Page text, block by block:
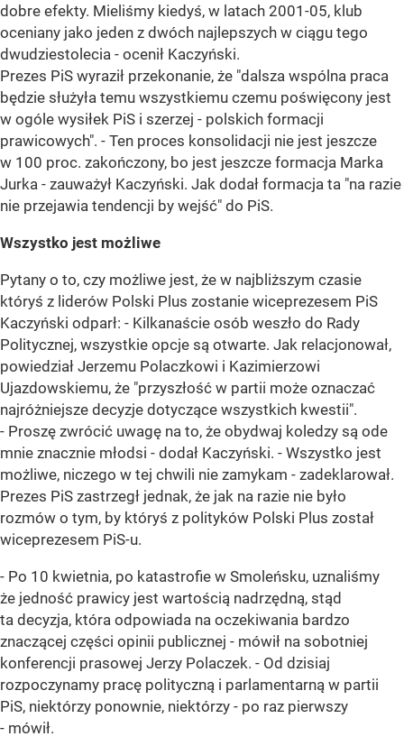
dobre efekty. Mieliśmy kiedyś, w latach 2001-05, klub
oceniany jako jeden z dwóch najlepszych w ciągu tego
dwudziestolecia - ocenił Kaczyński.
Prezes PiS wyraził przekonanie, że "dalsza wspólna praca
będzie służyła temu wszystkiemu czemu poświęcony jest
w ogóle wysiłek PiS i szerzej - polskich formacji
prawicowych". - Ten proces konsolidacji nie jest jeszcze
w 100 proc. zakończony, bo jest jeszcze formacja Marka
Jurka - zauważył Kaczyński. Jak dodał formacja ta "na razie
nie przejawia tendencji by wejść" do PiS.
Wszystko jest możliwe
Pytany o to, czy możliwe jest, że w najbliższym czasie
któryś z liderów Polski Plus zostanie wiceprezesem PiS
Kaczyński odparł: - Kilkanaście osób weszło do Rady
Politycznej, wszystkie opcje są otwarte. Jak relacjonował,
powiedział Jerzemu Polaczkowi i Kazimierzowi
Ujazdowskiemu, że "przyszłość w partii może oznaczać
najróżniejsze decyzje dotyczące wszystkich kwestii".
- Proszę zwrócić uwagę na to, że obydwaj koledzy są ode
mnie znacznie młodsi - dodał Kaczyński. - Wszystko jest
możliwe, niczego w tej chwili nie zamykam - zadeklarował.
Prezes PiS zastrzegł jednak, że jak na razie nie było
rozmów o tym, by któryś z polityków Polski Plus został
wiceprezesem PiS-u.
- Po 10 kwietnia, po katastrofie w Smoleńsku, uznaliśmy
że jedność prawicy jest wartością nadrzędną, stąd
ta decyzja, która odpowiada na oczekiwania bardzo
znaczącej części opinii publicznej - mówił na sobotniej
konferencji prasowej Jerzy Polaczek. - Od dzisiaj
rozpoczynamy pracę polityczną i parlamentarną w partii
PiS, niektórzy ponownie, niektórzy - po raz pierwszy
- mówił.